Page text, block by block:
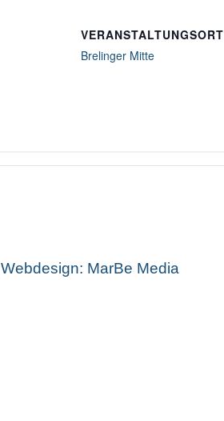
VERANSTALTUNGSORT
Brelinger Mitte
Webdesign: MarBe Media